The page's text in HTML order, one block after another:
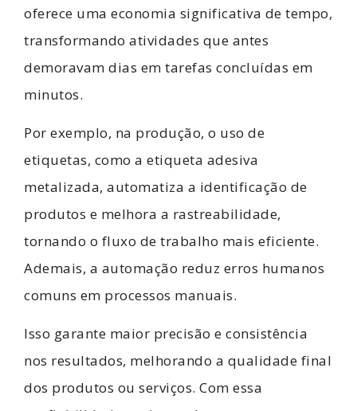
oferece uma economia significativa de tempo,
transformando atividades que antes
demoravam dias em tarefas concluídas em
minutos.
Por exemplo, na produção, o uso de
etiquetas, como a etiqueta adesiva
metalizada, automatiza a identificação de
produtos e melhora a rastreabilidade,
tornando o fluxo de trabalho mais eficiente.
Ademais, a automação reduz erros humanos
comuns em processos manuais.
Isso garante maior precisão e consistência
nos resultados, melhorando a qualidade final
dos produtos ou serviços. Com essa